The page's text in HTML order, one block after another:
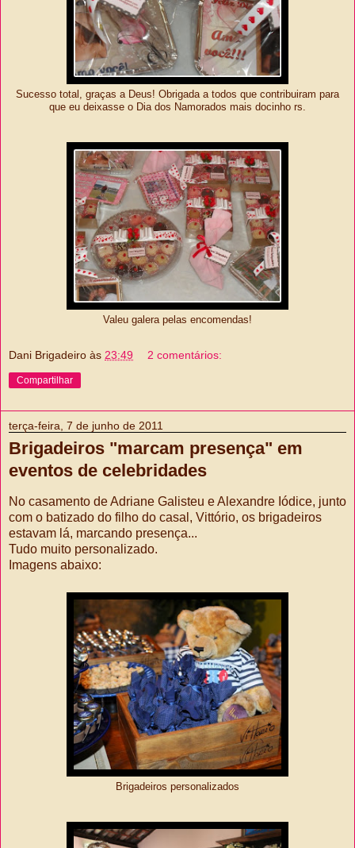
Sucesso total, graças a Deus! Obrigada a todos que contribuiram para
que eu deixasse o Dia dos Namorados mais docinho rs.
Valeu galera pelas encomendas!
Dani Brigadeiro às 23:49 2 comentários:
Compartilhar
terça-feira, 7 de junho de 2011
Brigadeiros "marcam presença" em
eventos de celebridades
No casamento de Adriane Galisteu e Alexandre Iódice, junto
com o batizado do filho do casal, Vittório, os brigadeiros
estavam lá, marcando presença...
Tudo muito personalizado.
Imagens abaixo:
Brigadeiros personalizados